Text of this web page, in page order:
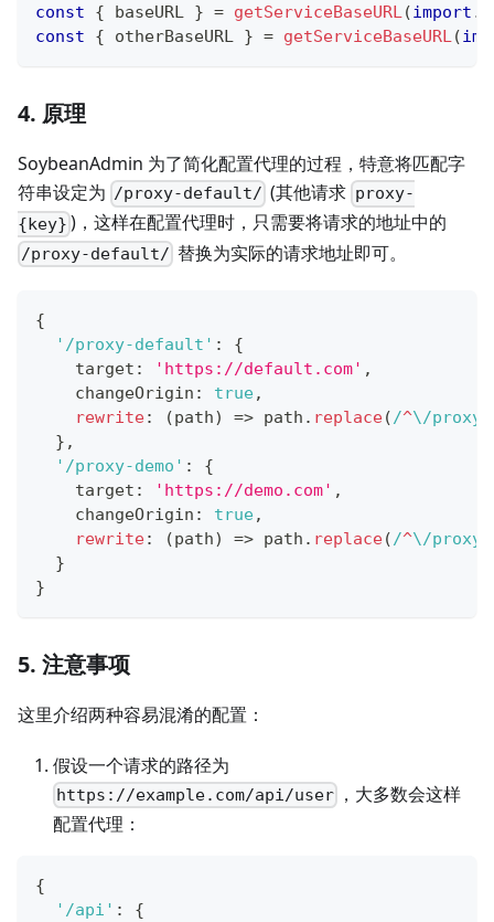
const
{ baseURL } = getServiceBaseURL(import .
const
{ otherBaseURL } = getServiceBaseURL(
4. 原理
SoybeanAdmin 为了简化配置代理的过程，特意将匹配字
符串设定为 /proxy-default/ (其他请求 proxy-
{key} )，这样在配置代理时，只需要将请求的地址中的
/proxy-default/ 替换为实际的请求地址即可。
{
'/proxy-default' :
{
    target
: 'https://default.com' ,
    changeOrigin
: true,
rewrite: (path) => path . replace(/^\/
} ,
'/proxy-demo' :
{
    target
: 'https://demo.com' ,
    changeOrigin
: true,
rewrite: (path) => path . replace(/^\/proxy-
}
}
5. 注意事项
这里介绍两种容易混淆的配置：
假设一个请求的路径为
https://example.com/api/user ，大多数会这样
配置代理：
{
'/api' :
{